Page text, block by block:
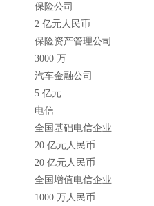
保险公司
2 亿元人民币
保险资产管理公司
3000 万
汽车金融公司
5 亿元
电信
全国基础电信企业
20 亿元人民币
20 亿元人民币
全国增值电信企业
1000 万人民币